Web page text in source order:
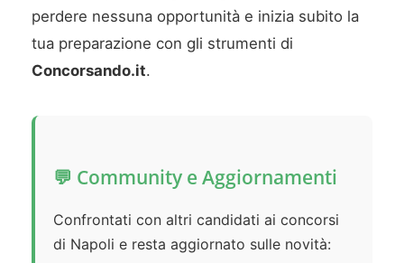
perdere nessuna opportunità e inizia subito la
tua preparazione con gli strumenti di
Concorsando.it.
💬 Community e Aggiornamenti
Confrontati con altri candidati ai concorsi
di Napoli e resta aggiornato sulle novità: